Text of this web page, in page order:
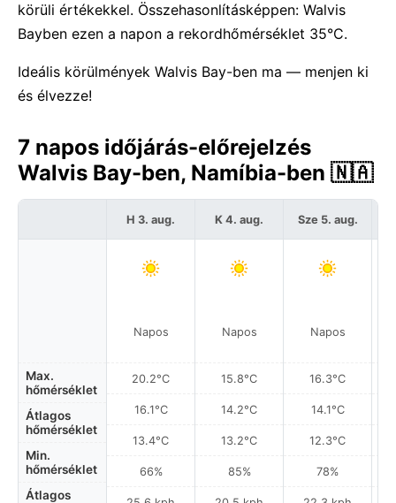
körüli értékekkel. Összehasonlításképpen: Walvis
Bayben ezen a napon a rekordhőmérséklet 35°C.
Ideális körülmények Walvis Bay-ben ma — menjen ki
és élvezze!
7 napos időjárás-előrejelzés
Walvis Bay-ben, Namíbia-ben 🇳🇦
Max.
hőmérséklet
Átlagos
hőmérséklet
Min.
hőmérséklet
Átlagos
H 3. aug.
Napos
20.2°C
16.1°C
13.4°C
66%
K 4. aug.
Napos
15.8°C
14.2°C
13.2°C
85%
Sze 5. aug.
Napos
16.3°C
14.1°C
12.3°C
78%